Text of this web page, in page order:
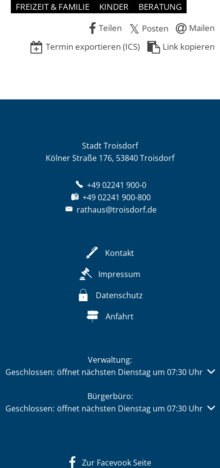
FREIZEIT & FAMILIE
KINDER
BERATUNG
Teilen
Posten
Mailen
Termin exportieren (ICS)
Link kopieren
Stadt Troisdorf
Kölner Straße 176, 53840 Troisdorf
+49 02241 900-0
+49 02241 900-800
rathaus@troisdorf.de
Kontakt
Impressum
Datenschutz
Anfahrt
Verwaltung:
Klicken, um weitere Öffnungs- oder Schließzeiten
Geschlossen: öffnet nächsten Dienstag um 07:30 Uhr
Bürgerbüro:
Klicken, um weitere Öffnungs- oder Schließzeiten
Geschlossen: öffnet nächsten Dienstag um 07:30 Uhr
Zur Facevook Seite